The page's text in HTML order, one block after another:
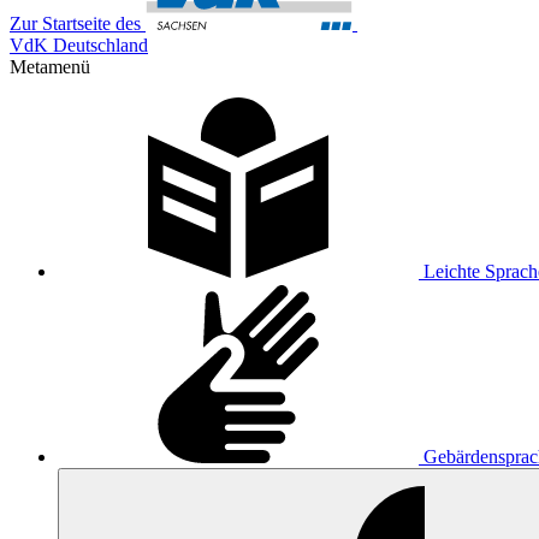
Zur Startseite des
VdK Deutschland
Metamenü
Leichte